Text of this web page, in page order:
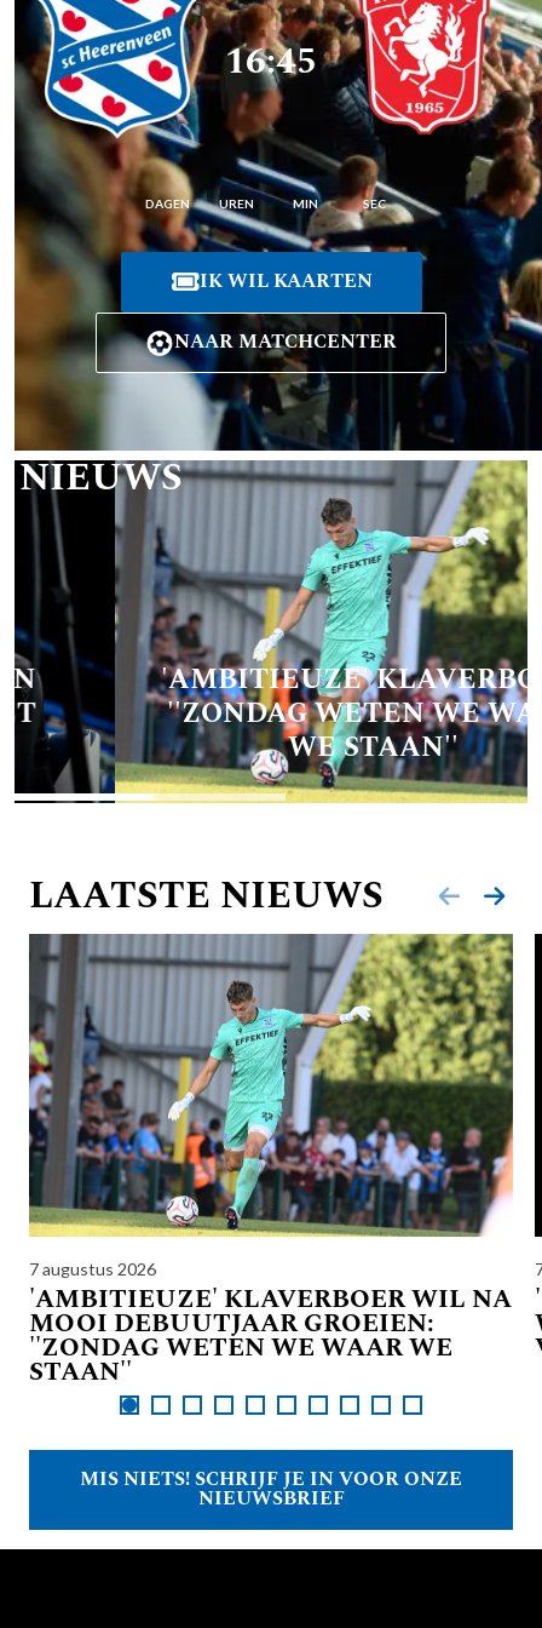
16:45
DAGEN UREN MIN SEC
IK WIL KAARTEN
NAAR MATCHCENTER
NIEUWS
'AMBITIEUZE' KLAVERBOER:
''ZONDAG WETEN WE WAAR
WE STAAN''
LAATSTE NIEUWS
7 augustus 2026
'AMBITIEUZE' KLAVERBOER WIL NA
MOOI DEBUUTJAAR GROEIEN:
''ZONDAG WETEN WE WAAR WE
STAAN''
MIS NIETS! SCHRIJF JE IN VOOR ONZE
NIEUWSBRIEF